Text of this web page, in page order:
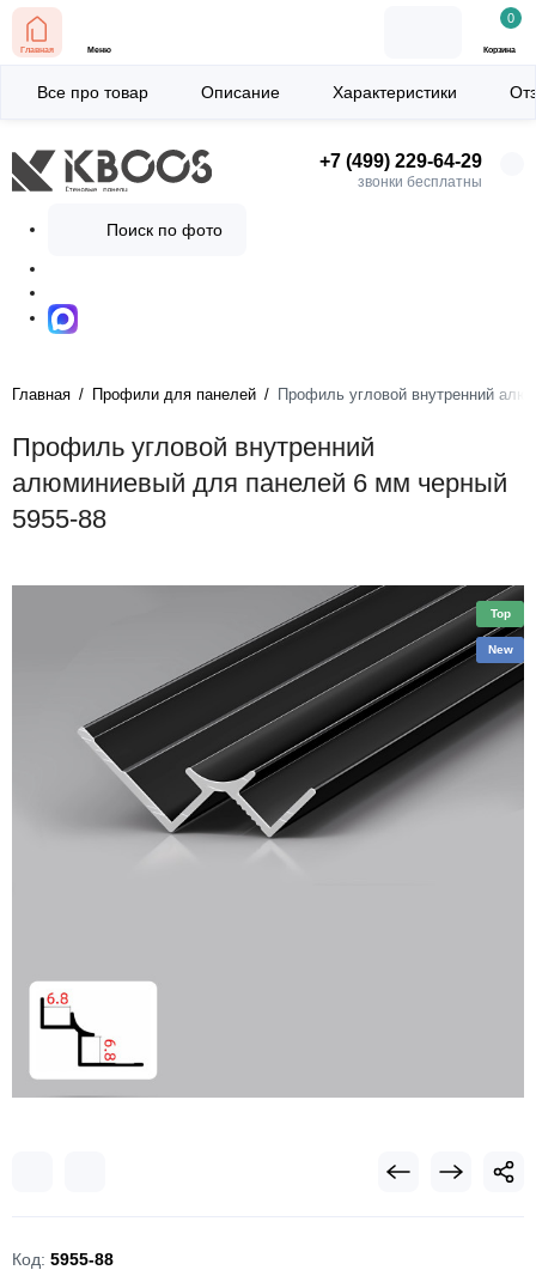
+7 (499) 229-64-29
звонки бесплатны
Поиск по фото
Главная Меню
0
Корзина
Главная Профили для панелей Профиль угловой внутренний
Профиль угловой внутренний
алюминиевый для панелей 6 мм черный
5955-88
Все про товар Описание Характеристики
Top
New
Код: 5955-88